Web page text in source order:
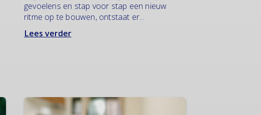
gevoelens en stap voor stap een nieuw
ritme op te bouwen, ontstaat er...
Lees verder